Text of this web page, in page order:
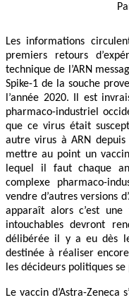
Les informations
premiers retours
technique de l’ARN
Spike-1 de la souche
l’année 2020. Il est
pharmaco-industriel
que ce virus était
autre virus à ARN
mettre au point un
lequel il faut chaque
complexe pharmaco-
vendre d’autres versions
apparaît alors c’est une
intouchables devront
délibérée il y a eu dès
destinée à réaliser
les décideurs politiques
Le vaccin d’Astra-